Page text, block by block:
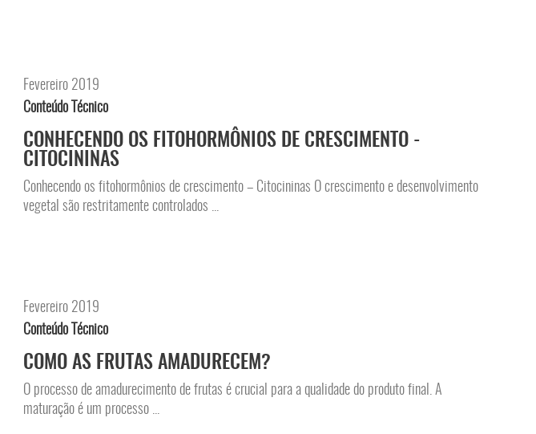
Fevereiro 2019
Conteúdo Técnico
CONHECENDO OS FITOHORMÔNIOS DE CRESCIMENTO -
CITOCININAS
Conhecendo os fitohormônios de crescimento – Citocininas O crescimento e desenvolvimento
vegetal são restritamente controlados ...
Fevereiro 2019
Conteúdo Técnico
COMO AS FRUTAS AMADURECEM?
O processo de amadurecimento de frutas é crucial para a qualidade do produto final. A
maturação é um processo ...